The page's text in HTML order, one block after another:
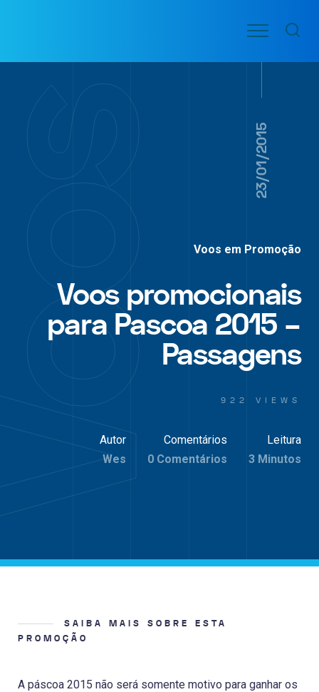
conteúdo
VOO
AÉREAS
Menu
23/01/2015
Voos em Promoção
Voos promocionais
para Pascoa 2015 –
Passagens
922 VIEWS
Autor
Wes
Comentários
0 Comentários
Leitura
3 Minutos
SAIBA MAIS SOBRE ESTA
PROMOÇÃO
A páscoa 2015 não será somente motivo para ganhar os